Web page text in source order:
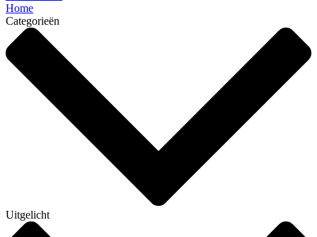
Home
Categorieën
Uitgelicht